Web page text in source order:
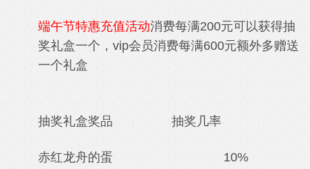
端午节特惠充值活动消费每满200元可以获得抽
奖礼盒一个，vip会员消费每满600元额外多赠送
一个礼盒
抽奖礼盒奖品 抽奖几率
赤红龙舟的蛋 10%